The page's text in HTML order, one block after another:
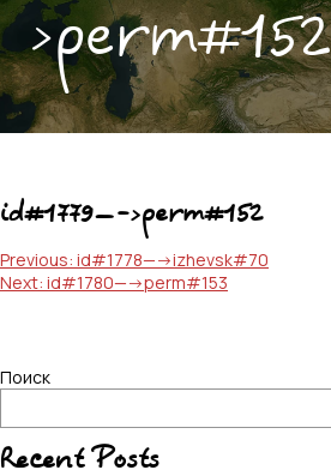
>perm#152
id#1779—->perm#152
Навигация
по
Previous: id#1778—->izhevsk#70
Next: id#1780—->perm#153
Поиск
Recent Posts